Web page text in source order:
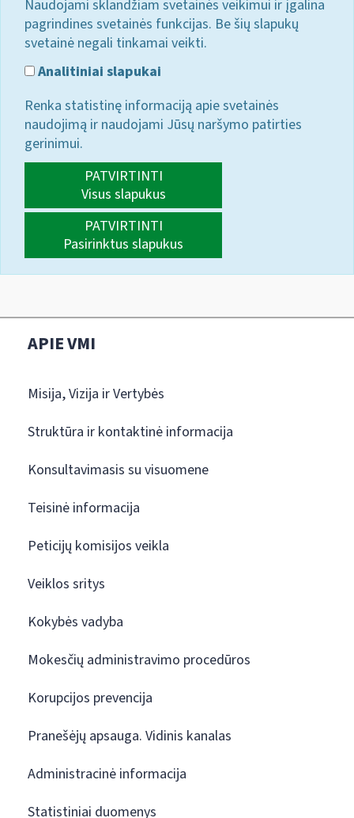
Naudojami sklandžiam svetainės veikimui ir įgalina
pagrindines svetainės funkcijas. Be šių slapukų
svetainė negali tinkamai veikti.
Analitiniai slapukai
Renka statistinę informaciją apie svetainės
naudojimą ir naudojami Jūsų naršymo patirties
gerinimui.
PATVIRTINTI
Visus slapukus
PATVIRTINTI
Pasirinktus slapukus
APIE VMI
Misija, Vizija ir Vertybės
Struktūra ir kontaktinė informacija
Konsultavimasis su visuomene
Teisinė informacija
Peticijų komisijos veikla
Veiklos sritys
Kokybės vadyba
Mokesčių administravimo procedūros
Korupcijos prevencija
Pranešėjų apsauga. Vidinis kanalas
Administracinė informacija
Statistiniai duomenys